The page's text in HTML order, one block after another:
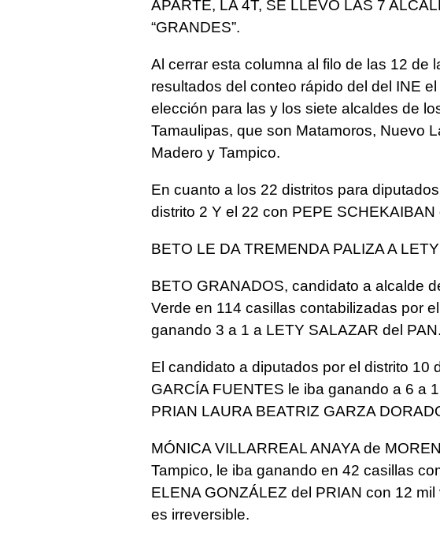
APARTE, LA 4T, SE LLEVÓ LAS 7
“GRANDES”.
Al cerrar esta columna al filo de las 12 de
resultados del conteo rápido del del INE
elección para las y los siete alcaldes de
Tamaulipas, que son Matamoros, Nuevo
Madero y Tampico.
En cuanto a los 22 distritos para
distrito 2 Y el 22 con PEPE SCHEKAIBAN
BETO LE DA TREMENDA PALIZA A LETY
BETO GRANADOS, candidato a alcalde
Verde en 114 casillas contabilizadas por
ganando 3 a 1 a LETY SALAZAR del PAN.
El candidato a diputados por el distrito 10
GARCÍA FUENTES le iba ganando a 6 a
PRIAN LAURA BEATRIZ GARZA
MÓNICA VILLARREAL ANAYA de
Tampico, le iba ganando en 42 casillas
ELENA GONZÁLEZ del PRIAN con 12
es irreversible.